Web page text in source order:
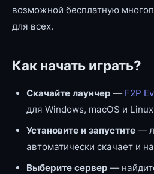
возможной бесплатную
для всех.
Как начать играть?
Скачайте лаунчер — F2P
для Windows, macOS и Linux
Установите и запустите —
автоматически скачает и
Выберите сервер —